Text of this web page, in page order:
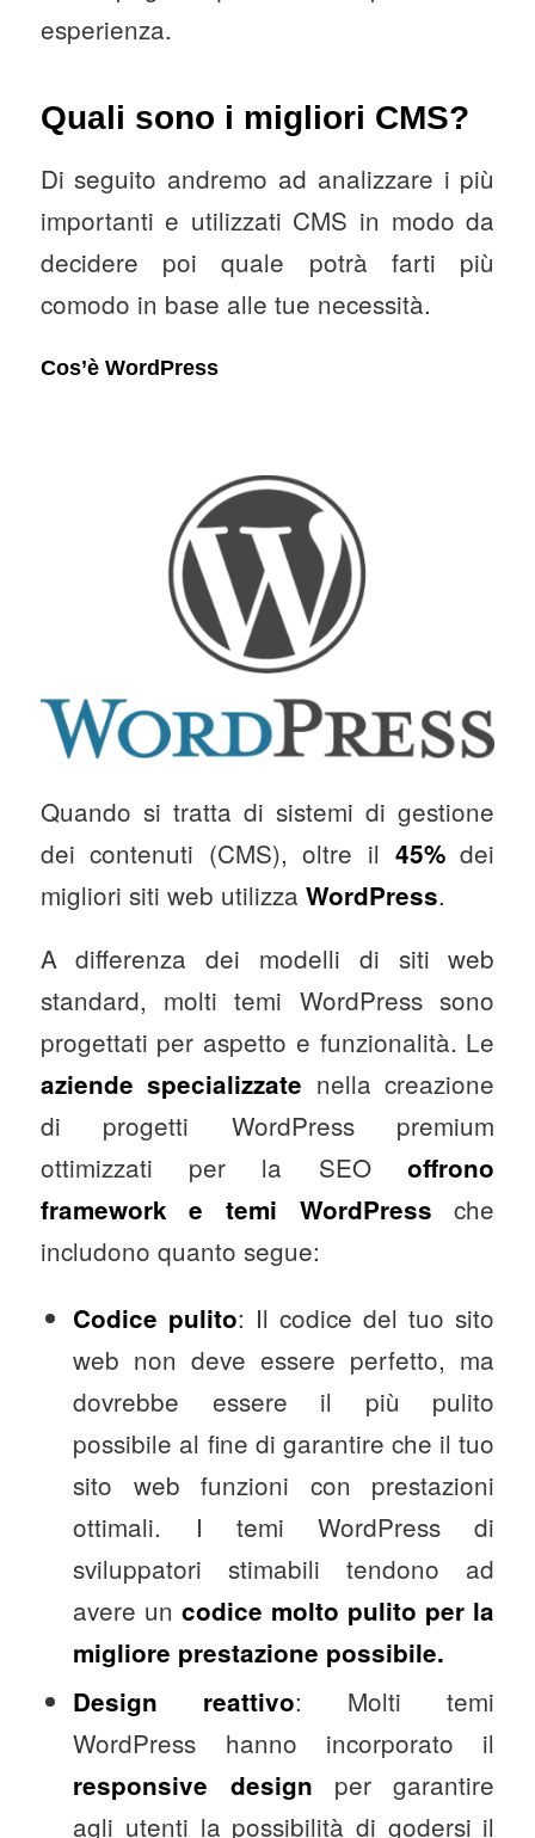
esperienza.
Quali sono i migliori CMS?
Di seguito andremo ad analizzare i più
importanti e utilizzati CMS in modo da
decidere poi quale potrà farti più
comodo in base alle tue necessità.
Cos’è WordPress
Quando si tratta di sistemi di gestione
dei contenuti (CMS), oltre il 45%dei
migliori siti web utilizza WordPress.
A differenza dei modelli di siti web
standard, molti temi WordPress sono
progettati per aspetto e funzionalità. Le
aziende specializzate nella creazione
di progetti WordPress premium
ottimizzati per la SEOoffrono
framework e temi WordPress che
includono quanto segue:
Codice pulito: Il codice del tuo sito
web non deve essere perfetto, ma
dovrebbe essere il più pulito
possibile al fine di garantire che il tuo
sito web funzioni con prestazioni
ottimali. I temi WordPress di
sviluppatori stimabili tendono ad
avere uncodice molto pulito per la
migliore prestazione possibile.
Design reattivo: Molti temi
WordPress hanno incorporato il
responsive design per garantire
agli utenti la possibilità di godersi il